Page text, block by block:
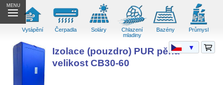
MENU
Vytápění Čerpadla Soláry
Chlazení
mladiny
Bazény Průmysl
Izolace (pouzdro) PUR pěna
velikost CB30-60
▼